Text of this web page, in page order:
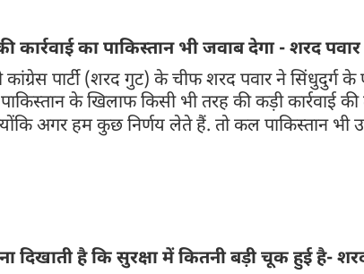
कार्रवाई का पाकिस्तान भी जवाब देगा - शरद पवार
कांग्रेस पार्टी (शरद गुट) के चीफ शरद पवार ने
के खिलाफ किसी भी तरह की कड़ी कार्रवाई
अगर हम कुछ निर्णय लेते हैं. तो कल पाकिस्तान भी
दिखाती है कि सुरक्षा में कितनी बड़ी चूक हुई है-